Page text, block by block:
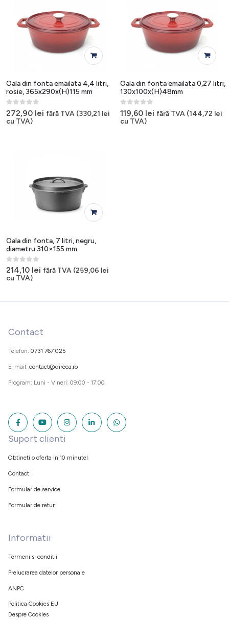
Oala din fonta emailata 4,4 litri,
rosie, 365x290x(H)115 mm
0out of 5
272,90 lei fără TVA (330,21 lei
cu TVA)
Oala din fonta emailata 0,27 litri,
130x100x(H)48mm
0out of 5
119,60 lei fără TVA (144,72 lei
cu TVA)
Oala din fonta, 7 litri, negru,
diametru 310×155 mm
0out of 5
214,10 lei fără TVA (259,06 lei
cu TVA)
Contact
Telefon: 0731 767 025
E-mail: contact@direca.ro
Program: Luni - Vineri: 09:00 - 17:00
Suport clienti
Obtineti o oferta in 10 minute!
Contact
Formular de service
Formular de retur
Informatii
Termeni si conditii
Prelucrarea datelor personale
ANPC
Politica Cookies EU
Despre Cookies